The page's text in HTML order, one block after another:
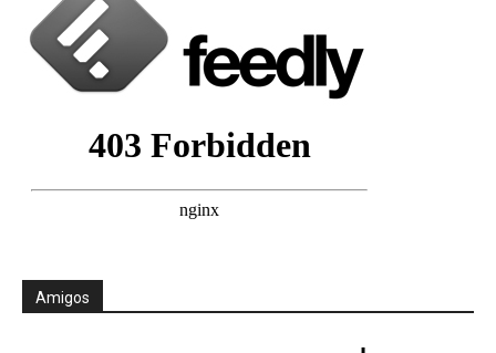
Amigos